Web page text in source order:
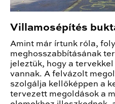
Villamosépítés
Amint már írtunk róla,
meghosszabbításának
jeleztük, hogy a
vannak. A felvázolt
szolgálja kellőképpen a
tervezett megoldások a